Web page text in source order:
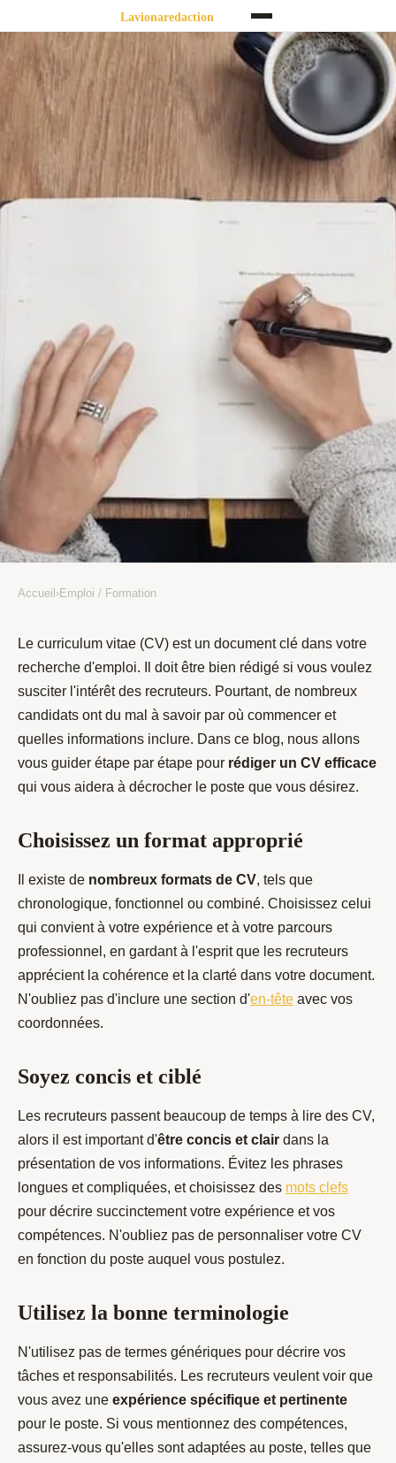
Comment rédiger un CV qui
attire l'attention des recruteurs
?
Lyna•21 janvier 2022•2 min de lecture
Accueil ›Emploi / Formation
Le curriculum vitae (CV) est un document clé dans votre
recherche d'emploi. Il doit être bien rédigé si vous voulez
susciter l'intérêt des recruteurs. Pourtant, de nombreux
candidats ont du mal à savoir par où commencer et
quelles informations inclure. Dans ce blog, nous allons
vous guider étape par étape pour rédiger un CV efficace
qui vous aidera à décrocher le poste que vous désirez.
Choisissez un format approprié
Il existe de nombreux formats de CV, tels que
chronologique, fonctionnel ou combiné. Choisissez celui
qui convient à votre expérience et à votre parcours
professionnel, en gardant à l'esprit que les recruteurs
apprécient la cohérence et la clarté dans votre document.
N'oubliez pas d'inclure une section d'en-tête avec vos
coordonnées.
Soyez concis et ciblé
Les recruteurs passent beaucoup de temps à lire des CV,
alors il est important d'être concis et clair dans la
présentation de vos informations. Évitez les phrases
longues et compliquées, et choisissez des mots clefs
pour décrire succinctement votre expérience et vos
compétences. N'oubliez pas de personnaliser votre CV
en fonction du poste auquel vous postulez.
Utilisez la bonne terminologie
N'utilisez pas de termes génériques pour décrire vos
tâches et responsabilités. Les recruteurs veulent voir que
vous avez une expérience spécifique et pertinente
pour le poste. Si vous mentionnez des compétences,
assurez-vous qu'elles sont adaptées au poste, telles que